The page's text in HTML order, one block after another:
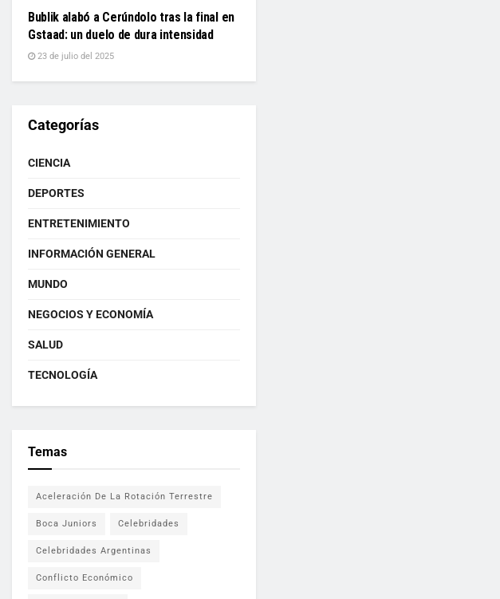
Bublik alabó a Cerúndolo tras la final en
Gstaad: un duelo de dura intensidad
23 de julio del 2025
Categorías
CIENCIA
DEPORTES
ENTRETENIMIENTO
INFORMACIÓN GENERAL
MUNDO
NEGOCIOS Y ECONOMÍA
SALUD
TECNOLOGÍA
Temas
Aceleración De La Rotación Terrestre
Boca Juniors Celebridades
Celebridades Argentinas
Conflicto Económico